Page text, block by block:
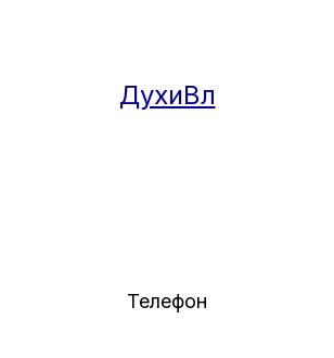
ДухиВл
Телефон